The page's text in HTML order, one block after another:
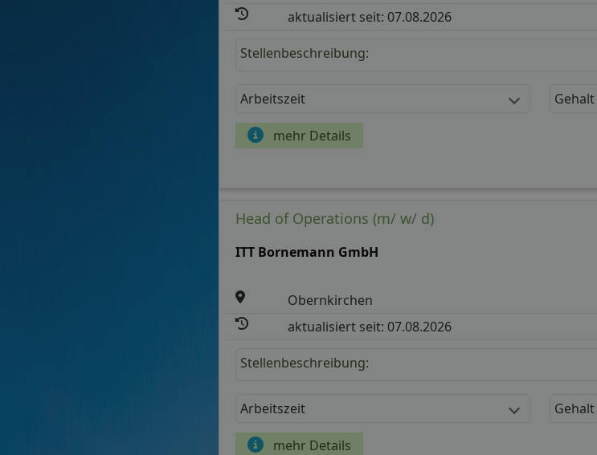
aktualisiert seit: 07.08.2026
Stellenbeschreibung:
Arbeitszeit Gehalt
mehr Details
Head of Operations (m/ w/ d)
ITT Bornemann GmbH
Obernkirchen
aktualisiert seit: 07.08.2026
Stellenbeschreibung:
Arbeitszeit Gehalt
mehr Details